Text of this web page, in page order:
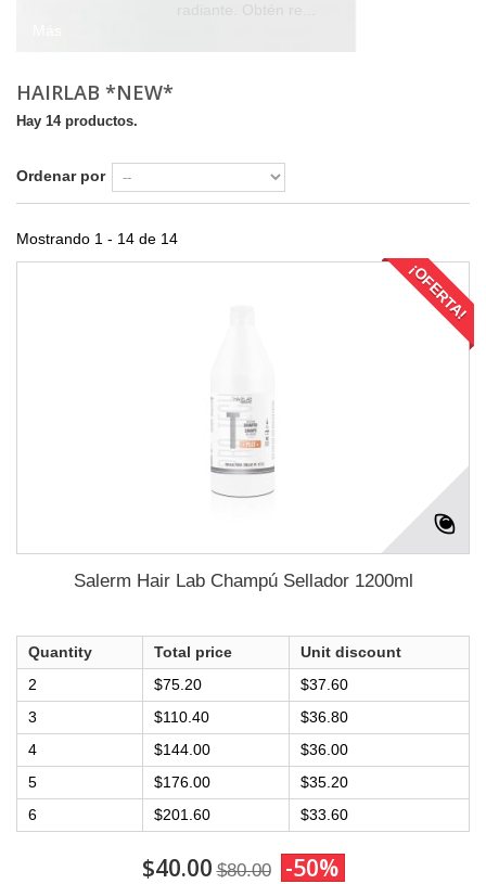
HAIRLAB *NEW*
Hay 14 productos.
Ordenar por
Mostrando 1 - 14 de 14
¡OFERTA!
Salerm Hair Lab Champú Sellador 1200ml
Quantity Total price
Unit discount
2
$75.20
$37.60
3
$110.40
$36.80
4
$144.00
$36.00
5
$176.00
$35.20
6
$201.60 $33.60
$40.00 $80.00 -50%